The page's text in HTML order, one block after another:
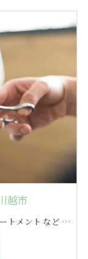
越市
受付・カウンセリング カット&カラー トリートメント など ※客層の男女比は6：4